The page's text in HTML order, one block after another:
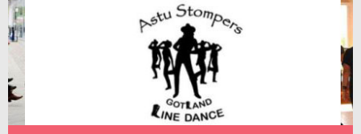
Skip
to
content ASTU STOMPERS
GOTLAND LINEDANCE